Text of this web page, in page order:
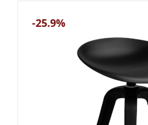
-25.9%